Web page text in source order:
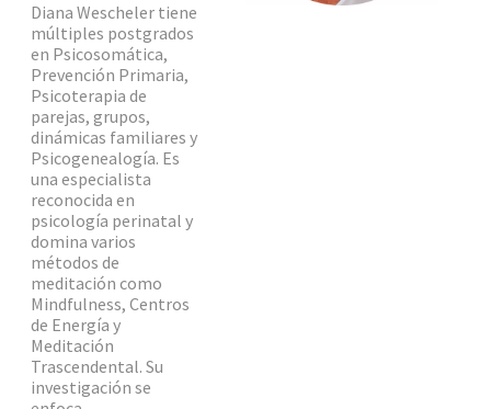
Diana Wescheler tiene
múltiples postgrados
en Psicosomática,
Prevención Primaria,
Psicoterapia de
parejas, grupos,
dinámicas familiares y
Psicogenealogía. Es
una especialista
reconocida en
psicología perinatal y
domina varios
métodos de
meditación como
Mindfulness, Centros
de Energía y
Meditación
Trascendental. Su
investigación se